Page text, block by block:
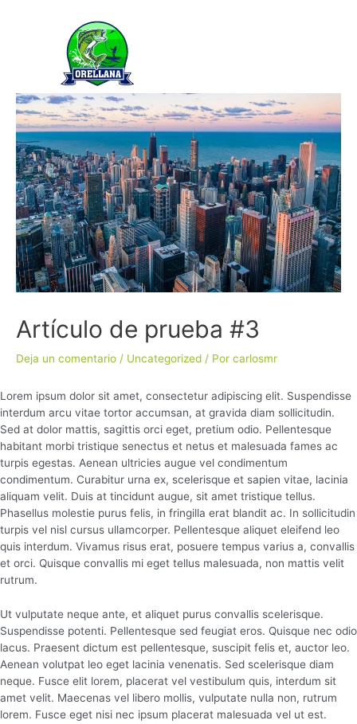
Artículo de prueba #3
Deja un comentario / Uncategorized / Por carlosmr
Lorem ipsum dolor sit amet, consectetur adipiscing elit. Suspendisse
interdum arcu vitae tortor accumsan, at gravida diam sollicitudin.
Sed at dolor mattis, sagittis orci eget, pretium odio. Pellentesque
habitant morbi tristique senectus et netus et malesuada fames ac
turpis egestas. Aenean ultricies augue vel condimentum
condimentum. Curabitur urna ex, scelerisque et sapien vitae, lacinia
aliquam velit. Duis at tincidunt augue, sit amet tristique tellus.
Phasellus molestie purus felis, in fringilla erat blandit ac. In sollicitudin
turpis vel nisl cursus ullamcorper. Pellentesque aliquet eleifend leo
quis interdum. Vivamus risus erat, posuere tempus varius a, convallis
et orci. Quisque convallis mi eget tellus malesuada, non mattis velit
rutrum.
Ut vulputate neque ante, et aliquet purus convallis scelerisque.
Suspendisse potenti. Pellentesque sed feugiat eros. Quisque nec odio
lacus. Praesent dictum est pellentesque, suscipit felis et, auctor leo.
Aenean volutpat leo eget lacinia venenatis. Sed scelerisque diam
neque. Fusce elit lorem, placerat vel vestibulum quis, interdum sit
amet velit. Maecenas vel libero mollis, vulputate nulla non, rutrum
lorem. Fusce eget nisi nec ipsum placerat malesuada vel ut est.